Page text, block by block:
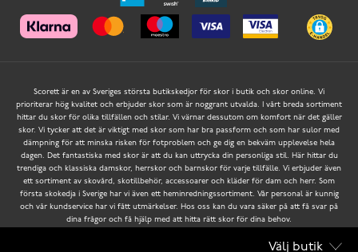
Scorett är en av Sveriges största butikskedjor för skor i butik och skor online. Vi
prioriterar hög kvalitet och erbjuder skor som är noggrant utvalda. I vårt breda sortiment
hittar du skor för olika tillfällen och stilar. Vi värnar dessutom om komfort när det gäller
skor. Vi tycker att det är viktigt med skor som har bra passform och som har sulor med
dämpning för att minska risken för fotproblem och ge dig en bekväm upplevelse hela
dagen. Det fantastiska med skor är att du kan uttrycka din personliga stil. Här hittar du
trendiga och klassiska damskor, herrskor och barnskor för varje tillfälle. Vi erbjuder även
ett sortiment av skovård, skotillbehör, accessoarer och kläder för dam och herr. Som
första skokedja i Sverige har vi även ett heminredningssortiment. Vår personal är kunnig
och vår kundservice har vi fått utmärkelser. Hos oss kan du vara säker på att få svar på
dina frågor och få hjälp med att hitta rätt skor för dina behov.
Välj butik